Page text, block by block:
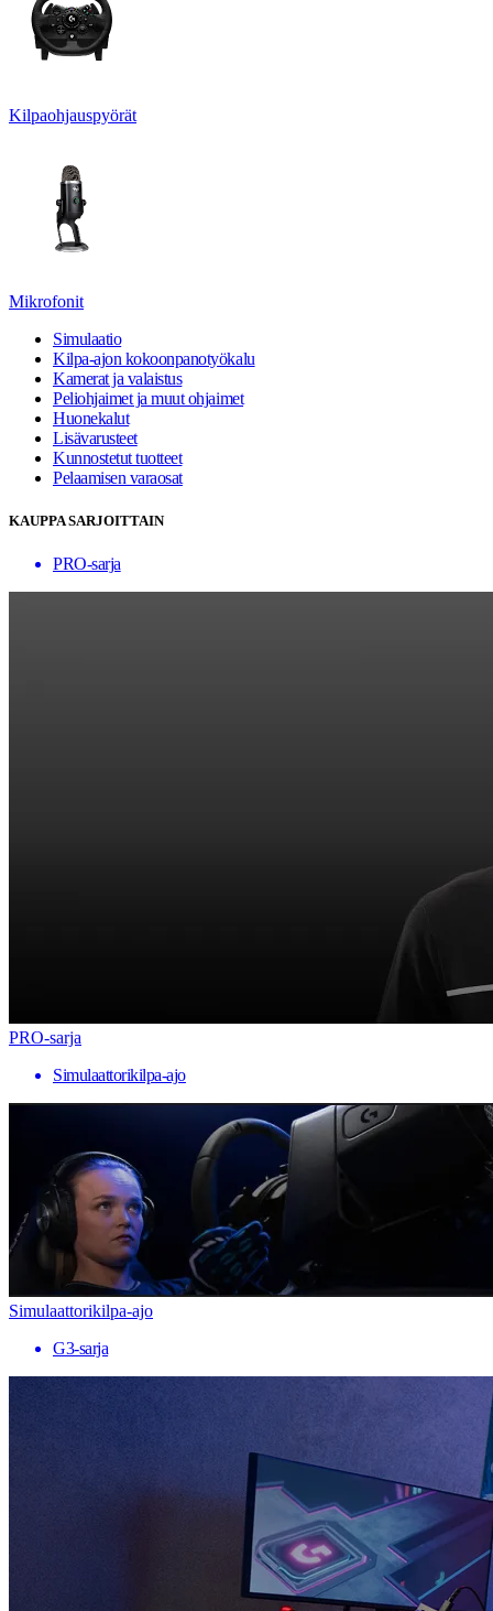
Kilpaohjauspyörät
Mikrofonit
Simulaatio
Kilpa-ajon kokoonpanotyökalu
Kamerat ja valaistus
Peliohjaimet ja muut ohjaimet
Huonekalut
Lisävarusteet
Kunnostetut tuotteet
Pelaamisen varaosat
KAUPPA SARJOITTAIN
PRO-sarja
PRO-sarja
Simulaattorikilpa-ajo
Simulaattorikilpa-ajo
G3-sarja